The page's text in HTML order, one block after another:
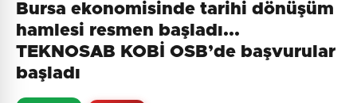
Henüz yorum yapılmamış. İlk yorumu siz yapın!
Bursa ekonomisinde tarihi dönüşüm
hamlesi resmen başladı...
TEKNOSAB KOBİ OSB’de başvurular
başladı